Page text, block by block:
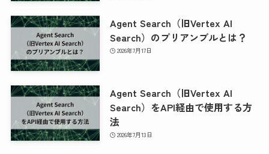
Agent Search（旧Vertex AI
Search）のプリアンブルとは？
2026年7月17日
Agent Search（旧Vertex AI
Search）をAPI経由で使用する方
法
2026年7月13日